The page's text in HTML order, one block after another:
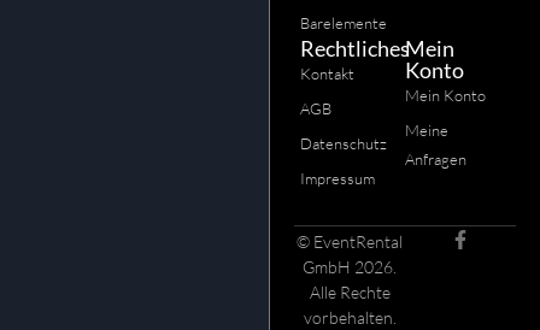
Barelemente
Rechtliches
Kontakt
AGB
Datenschutz
Impressum
Mein
Konto
Mein Konto
Meine
Anfragen
© EventRental
GmbH 2026.
Alle Rechte
vorbehalten.